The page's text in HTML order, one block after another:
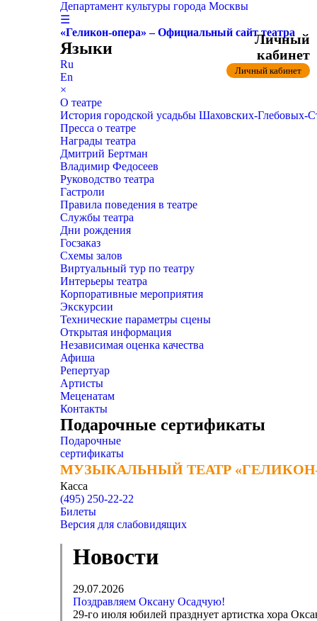
Департамент культуры города Москвы
☰
«Геликон-опера» – Официальный сайт театра
Языки
Ru
En
×
О театре
История городской усадьбы Шаховских-
Пресса о театре
Награды театра
Дмитрий Бертман
Владимир Федосеев
Руководство театра
Гастроли
Правила поведения в театре
Службы театра
Дни рождения
Госзаказ
Схемы залов
Виртуальный тур по театру
Интерьеры театра
Корпоративные мероприятия
Экскурсии
Технические параметры сцены
Открытая информация
Независимая оценка качества
Афиша
Репертуар
Артисты
Меценатам
Контакты
Подарочные сертификаты
Подарочные
сертификаты
МУЗЫКАЛЬНЫЙ ТЕАТР
МУЗЫКАЛЬНЫЙ ТЕАТР
Касса
(495) 250-22-22
Личный
кабинет
Личный кабинет
Билеты
Версия для слабовидящих
Новости
29.07.2026
Поздравляем Оксану Осадчую!
29-го июля юбилей празднует артистка хора